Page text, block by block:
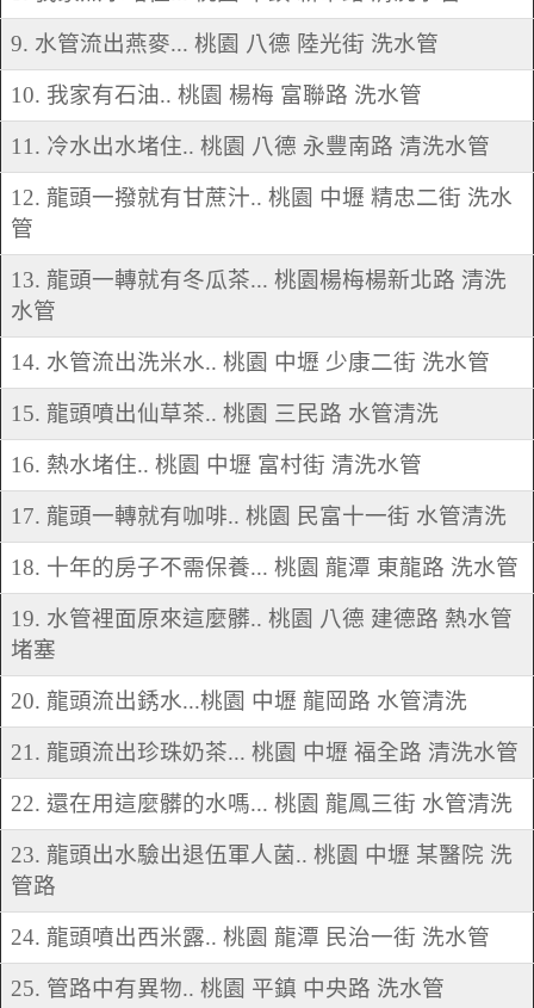
9. 水管流出燕麥... 桃園 八德 陸光街 洗水管
10. 我家有石油.. 桃園 楊梅 富聯路 洗水管
11. 冷水出水堵住.. 桃園 八德 永豐南路 清洗水管
12. 龍頭一撥就有甘蔗汁.. 桃園 中壢 精忠二街 洗水
管
13. 龍頭一轉就有冬瓜茶... 桃園楊梅楊新北路 清洗
水管
14. 水管流出洗米水.. 桃園 中壢 少康二街 洗水管
15. 龍頭噴出仙草茶.. 桃園 三民路 水管清洗
16. 熱水堵住.. 桃園 中壢 富村街 清洗水管
17. 龍頭一轉就有咖啡.. 桃園 民富十一街 水管清洗
18. 十年的房子不需保養... 桃園 龍潭 東龍路 洗水管
19. 水管裡面原來這麼髒.. 桃園 八德 建德路 熱水管
堵塞
20. 龍頭流出銹水...桃園 中壢 龍岡路 水管清洗
21. 龍頭流出珍珠奶茶... 桃園 中壢 福全路 清洗水管
22. 還在用這麼髒的水嗎... 桃園 龍鳳三街 水管清洗
23. 龍頭出水驗出退伍軍人菌.. 桃園 中壢 某醫院 洗
管路
24. 龍頭噴出西米露.. 桃園 龍潭 民治一街 洗水管
25. 管路中有異物.. 桃園 平鎮 中央路 洗水管